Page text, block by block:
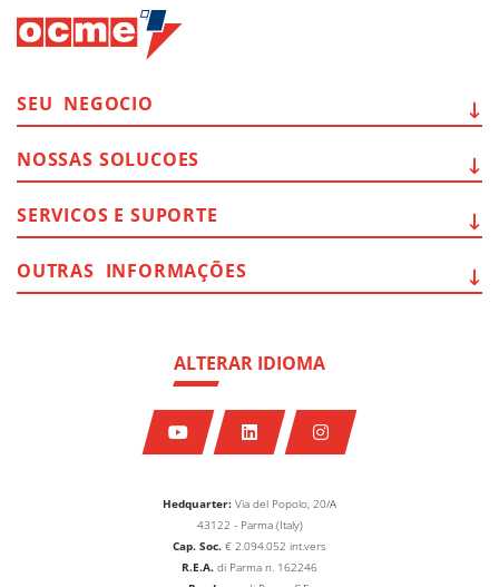
Hedquarter: Via del Popolo, 20/A
43122 - Parma (Italy)
Cap. Soc. € 2.094.052 int.vers
R.E.A. di Parma n. 162246
ALTERAR IDIOMA
SEU NEGOCIO
NOSSAS SOLUCOES
SERVICOS E SUPORTE
OUTRAS INFORMAÇÕES